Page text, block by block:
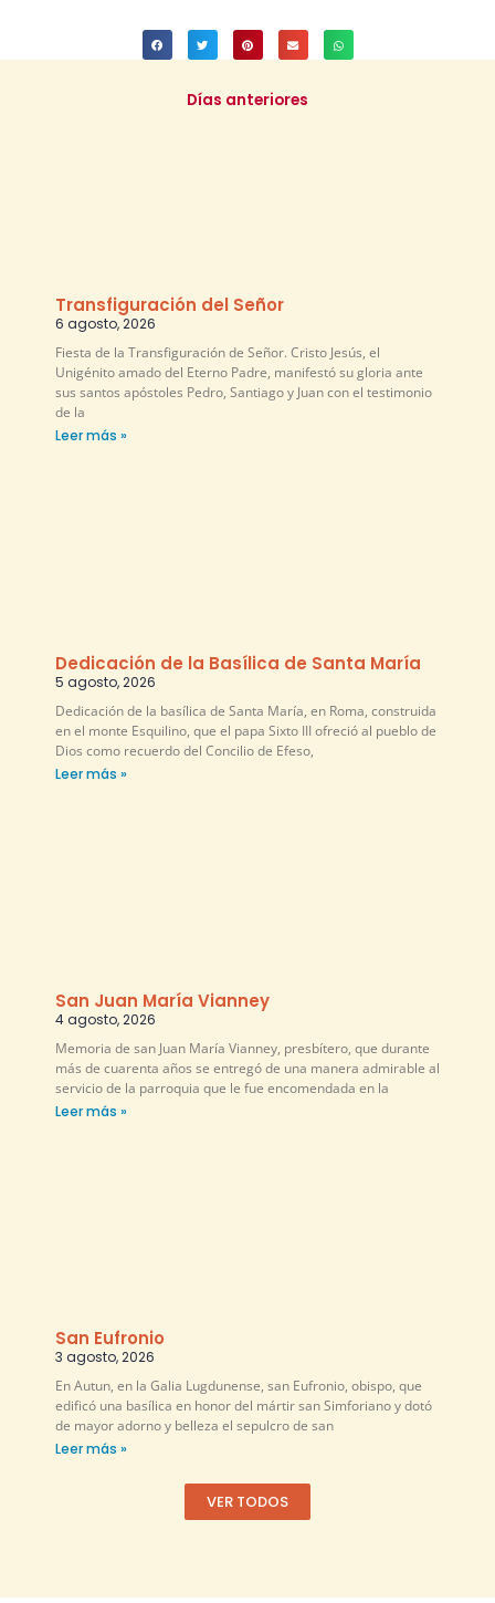
Días anteriores
Transfiguración del Señor
6 agosto, 2026
Fiesta de la Transfiguración de Señor. Cristo Jesús, el
Unigénito amado del Eterno Padre, manifestó su gloria ante
sus santos apóstoles Pedro, Santiago y Juan con el testimonio
de la
Leer más »
Dedicación de la Basílica de Santa María
5 agosto, 2026
Dedicación de la basílica de Santa María, en Roma, construida
en el monte Esquilino, que el papa Sixto III ofreció al pueblo de
Dios como recuerdo del Concilio de Efeso,
Leer más »
San Juan María Vianney
4 agosto, 2026
Memoria de san Juan María Vianney, presbítero, que durante
más de cuarenta años se entregó de una manera admirable al
servicio de la parroquia que le fue encomendada en la
Leer más »
San Eufronio
3 agosto, 2026
En Autun, en la Galia Lugdunense, san Eufronio, obispo, que
edificó una basílica en honor del mártir san Simforiano y dotó
de mayor adorno y belleza el sepulcro de san
Leer más »
VER TODOS